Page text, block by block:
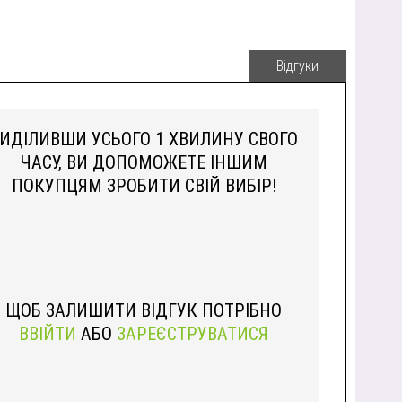
Відгуки
УСЬОГО 1 ХВИЛИНУ СВОГО
ЧАСУ, ВИ ДОПОМОЖЕТЕ ІНШИМ
ПОКУПЦЯМ ЗРОБИТИ СВІЙ ВИБІР!
ЩОБ ЗАЛИШИТИ ВІДГУК ПОТРІБНО
ВВІЙТИ АБО ЗАРЕЄСТРУВАТИСЯ